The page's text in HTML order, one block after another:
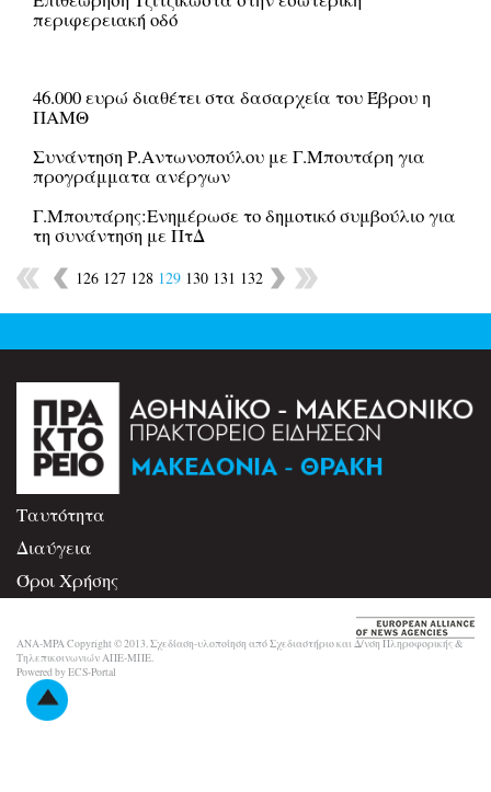
περιφερειακή οδό
46.000 ευρώ διαθέτει στα δασαρχεία του Έβρου η
ΠΑΜΘ
Συνάντηση Ρ.Αντωνοπούλου με Γ.Μπουτάρη για
προγράμματα ανέργων
Γ.Μπουτάρης:Ενημέρωσε το δημοτικό συμβούλιο για
τη συνάντηση με ΠτΔ
126 127 128 129 130 131 132
Ταυτότητα
Διαύγεια
Όροι Χρήσης
ANA-MPA Copyright © 2013. Σχεδίαση-υλοποίηση από Σχεδιαστήριο και Δ/νση Πληροφορικής &
Τηλεπικοινωνιών ΑΠΕ-ΜΠΕ.
Powered by ECS-Portal